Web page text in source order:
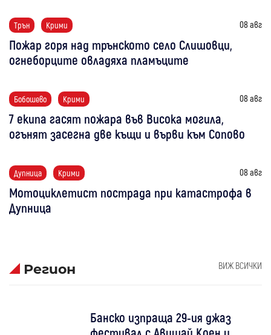
Трън Крими 08 авг
Пожар горя над трънското село Слишовци,
огнеборците овладяха пламъците
Бобошево Крими 08 авг
7 екипа гасят пожара във Висока могила,
огънят засегна две къщи и върви към Сопово
Дупница Крими 08 авг
Мотоциклетист пострада при катастрофа в
Дупница
Регион ВИЖ ВСИЧКИ
Банско изпраща 29-ия джаз